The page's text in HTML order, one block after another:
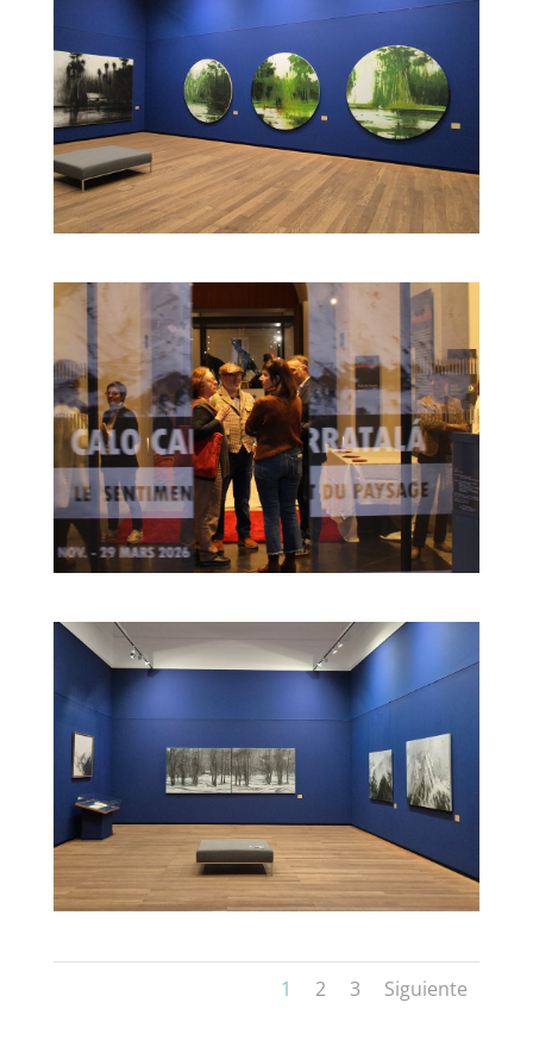
1 2 3 Siguiente